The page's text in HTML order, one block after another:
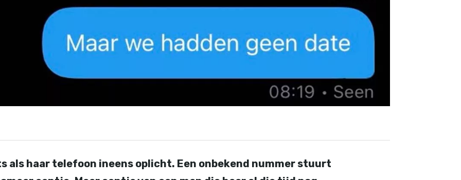
als haar telefoon ineens oplicht. Een onbekend nummer stuurt